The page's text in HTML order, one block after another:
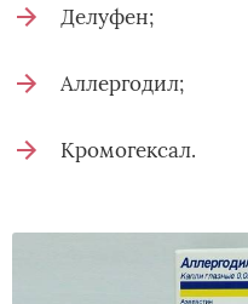
Делуфен;
Аллергодил;
Кромогексал.